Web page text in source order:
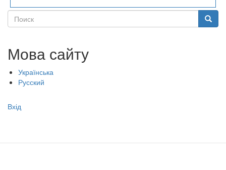
Поиск Поиск
Мова сайту
Українська
Русский
Меню
записи
Вхід